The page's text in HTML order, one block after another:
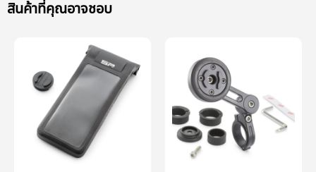
สินค้าที่คุณอาจชอบ